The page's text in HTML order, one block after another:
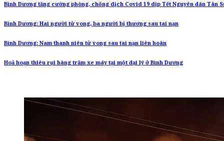
Bình Dương tăng cường phòng, chống dịch Covid 19 dịp Tết Nguyên đán Tân
Bình Dương: Hai người tử vong, ba người bị thương sau tai nạn
Bình Dương: Nam thanh niên tử vong sau tai nạn liên hoàn
Hoả hoạn thiêu rụi hàng trăm xe máy tại một đại lý ở Bình Dương